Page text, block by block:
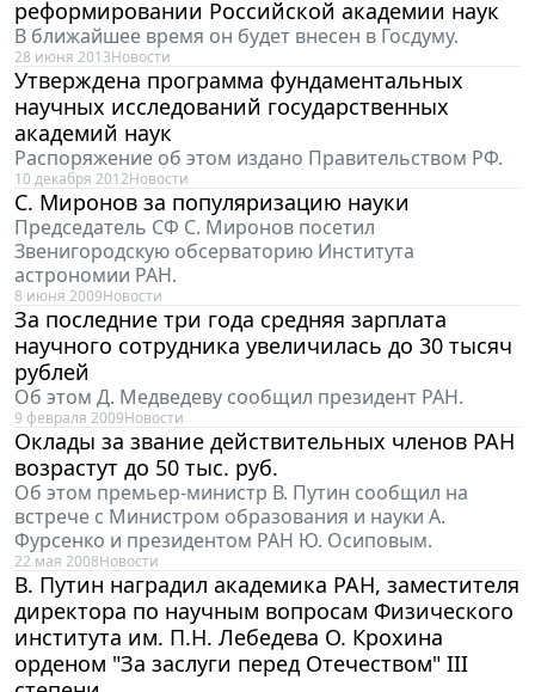
реформировании Российской академии наук
В ближайшее время он будет внесен в Госдуму.
28 июня 2013Новости
Утверждена программа фундаментальных
научных исследований государственных
академий наук
Распоряжение об этом издано Правительством РФ.
10 декабря 2012Новости
С. Миронов за популяризацию науки
Председатель СФ С. Миронов посетил
Звенигородскую обсерваторию Института
астрономии РАН.
8 июня 2009Новости
За последние три года средняя зарплата
научного сотрудника увеличилась до 30 тысяч
рублей
Об этом Д. Медведеву сообщил президент РАН.
9 февраля 2009Новости
Оклады за звание действительных членов РАН
возрастут до 50 тыс. руб.
Об этом премьер-министр В. Путин сообщил на
встрече с Министром образования и науки А.
Фурсенко и президентом РАН Ю. Осиповым.
22 мая 2008Новости
В. Путин наградил академика РАН, заместителя
директора по научным вопросам Физического
института им. П.Н. Лебедева О. Крохина
орденом "За заслуги перед Отечеством" III